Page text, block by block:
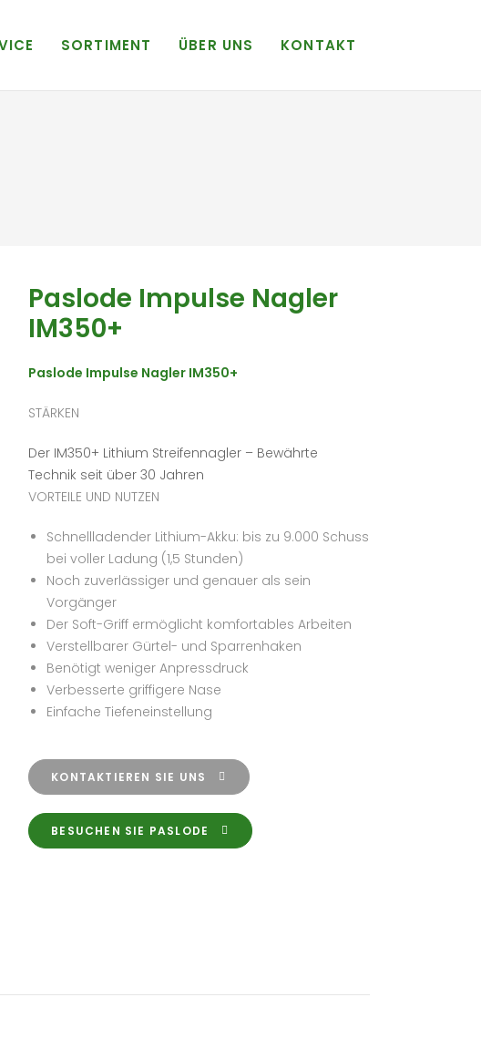
SORTIMENT ÜBER UNS KONTAKT
Paslode Impulse Nagler
IM350+
Paslode Impulse Nagler IM350+
STÄRKEN
Der IM350+ Lithium Streifennagler – Bewährte
Technik seit über 30 Jahren
VORTEILE UND NUTZEN
Schnellladender Lithium-Akku: bis zu 9.000 Schuss
bei voller Ladung (1,5 Stunden)
Noch zuverlässiger und genauer als sein
Vorgänger
Der Soft-Griff ermöglicht komfortables Arbeiten
Verstellbarer Gürtel- und Sparrenhaken
Benötigt weniger Anpressdruck
Verbesserte griffigere Nase
Einfache Tiefeneinstellung
KONTAKTIEREN SIE UNS
BESUCHEN SIE PASLODE